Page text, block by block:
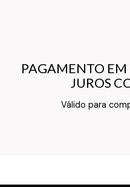
PAGAMENTO EM
JUROS
Válido para
PAGAMENTO EM
JUROS
Texto do Verso